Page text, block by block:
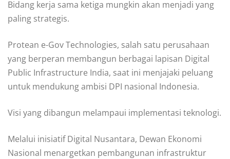
Bidang kerja sama ketiga mungkin akan menjadi yang
paling strategis.
Protean e-Gov Technologies, salah satu perusahaan
yang berperan membangun berbagai lapisan Digital
Public Infrastructure India, saat ini menjajaki peluang
untuk mendukung ambisi DPI nasional Indonesia.
Visi yang dibangun melampaui implementasi teknologi.
Melalui inisiatif Digital Nusantara, Dewan Ekonomi
Nasional menargetkan pembangunan infrastruktur